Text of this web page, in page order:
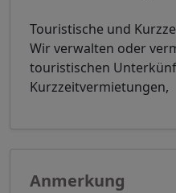
Touristische und
Wir verwalten oder
touristischen
Kurzzeitvermietungen,
Anmerkung